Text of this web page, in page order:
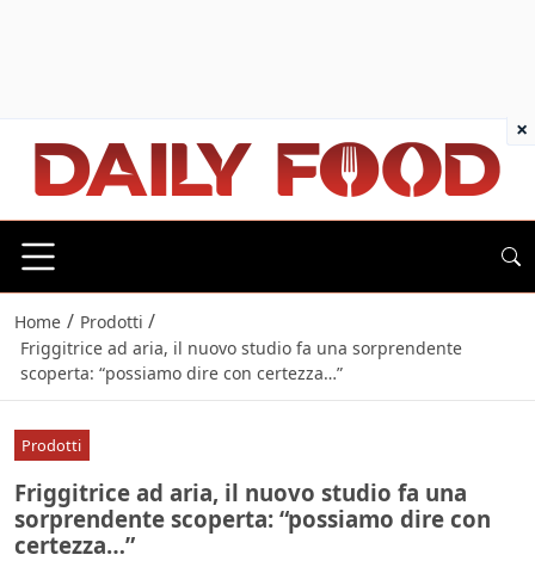
Home / Prodotti /
Friggitrice ad aria, il nuovo studio fa una sorprendente
scoperta: “possiamo dire con certezza…”
Prodotti
Friggitrice ad aria, il nuovo studio fa una
sorprendente scoperta: “possiamo dire con
certezza…”
×